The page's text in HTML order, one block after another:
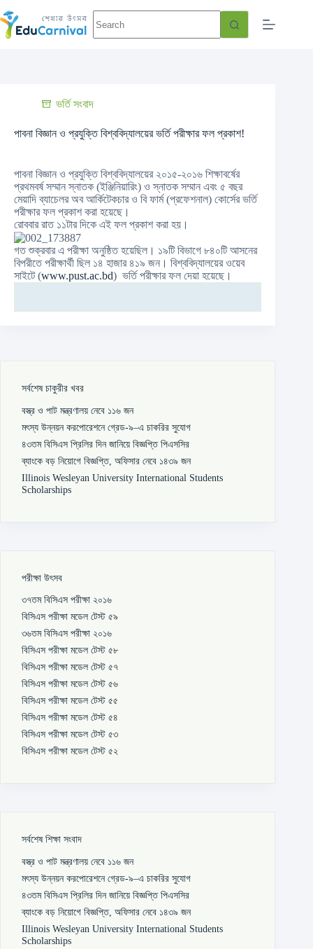
ভর্তি সংবাদ
পাবনা বিজ্ঞান ও প্রযুক্তি বিশ্ববিদ্যালয়ের ভর্তি পরীক্ষার ফল প্রকাশ!
পাবনা বিজ্ঞান ও প্রযুক্তি বিশ্ববিদ্যালয়ের ২০১৫-২০১৬ শিক্ষাবর্ষের
প্রথমবর্ষ সম্মান স্নাতক (ইঞ্জিনিয়ারিং) ও স্নাতক সম্মান এবং ৫ বছর
মেয়াদি ব্যাচেলর অব আর্কিটেকচার ও বি ফার্ম (প্রফেশনাল) কোর্সের ভর্তি
পরীক্ষার ফল প্রকাশ করা হয়েছে।
রোববার রাত ১১টার দিকে এই ফল প্রকাশ করা হয়।
গত শুক্রবার এ পরীক্ষা অনুষ্ঠিত হয়েছিল। ১৯টি বিভাগে ৮৪০টি আসনের
বিপরীতে পরীক্ষার্থী ছিল ১৪ হাজার ৪১৯ জন। বিশ্ববিদ্যালয়ের ওয়েব
সাইটে (www.pust.ac.bd) ভর্তি পরীক্ষার ফল দেয়া হয়েছে।
সর্বশেষ চাকুরীর খবর
বস্ত্র ও পাট মন্ত্রণালয় নেবে ১১৬ জন
মৎস্য উন্নয়ন করপোরেশনে গ্রেড-৯–এ চাকরির সুযোগ
৪৩তম বিসিএস প্রিলির দিন জানিয়ে বিজ্ঞপ্তি পিএসসির
ব্যাংকে বড় নিয়োগে বিজ্ঞপ্তি, অফিসার নেবে ১৪৩৯ জন
Illinois Wesleyan University International Students
Scholarships
পরীক্ষা উৎসব
৩৭তম বিসিএস পরীক্ষা ২০১৬
বিসিএস পরীক্ষা মডেল টেস্ট ৫৯
৩৬তম বিসিএস পরীক্ষা ২০১৬
বিসিএস পরীক্ষা মডেল টেস্ট ৫৮
বিসিএস পরীক্ষা মডেল টেস্ট ৫৭
বিসিএস পরীক্ষা মডেল টেস্ট ৫৬
বিসিএস পরীক্ষা মডেল টেস্ট ৫৫
বিসিএস পরীক্ষা মডেল টেস্ট ৫৪
বিসিএস পরীক্ষা মডেল টেস্ট ৫৩
বিসিএস পরীক্ষা মডেল টেস্ট ৫২
সর্বশেষ শিক্ষা সংবাদ
বস্ত্র ও পাট মন্ত্রণালয় নেবে ১১৬ জন
মৎস্য উন্নয়ন করপোরেশনে গ্রেড-৯–এ চাকরির সুযোগ
৪৩তম বিসিএস প্রিলির দিন জানিয়ে বিজ্ঞপ্তি পিএসসির
ব্যাংকে বড় নিয়োগে বিজ্ঞপ্তি, অফিসার নেবে ১৪৩৯ জন
Illinois Wesleyan University International Students
Scholarships